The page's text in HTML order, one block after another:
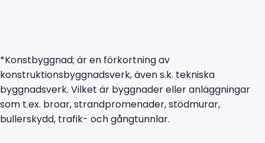
*Konstbyggnad; är en förkortning av
konstruktionsbyggnadsverk, även s.k. tekniska
byggnadsverk. Vilket är byggnader eller anläggningar
som t.ex. broar, strandpromenader, stödmurar,
bullerskydd, trafik- och gångtunnlar.